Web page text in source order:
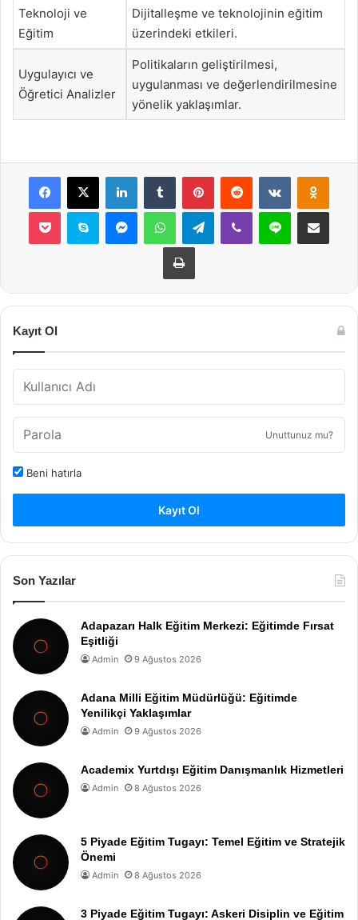
Teknoloji ve
Eğitim
Dijitalleşme ve teknolojinin eğitim
üzerindeki etkileri.
Uygulayıcı ve
Öğretici Analizler
Politikaların geliştirilmesi,
uygulanması ve değerlendirilmesine
yönelik yaklaşımlar.
Facebook
X LinkedInTumblr PinterestReddit VKontakte
Pocket Skype MessengerWhatsAppTelegramViber Line E-Posta ile
Yazdır
Kayıt Ol
Unuttunuz mu?
Beni hatırla
Kayıt Ol
Son Yazılar
Adapazarı Halk Eğitim Merkezi: Eğitimde Fırsat
Eşitliği
Admin 9 Ağustos 2026
Adana Milli Eğitim Müdürlüğü: Eğitimde
Yenilikçi Yaklaşımlar
Admin 9 Ağustos 2026
Academix Yurtdışı Eğitim Danışmanlık Hizmetleri
Admin 8 Ağustos 2026
5 Piyade Eğitim Tugayı: Temel Eğitim ve Stratejik
Önemi
Admin 8 Ağustos 2026
3 Piyade Eğitim Tugayı: Askeri Disiplin ve Eğitim